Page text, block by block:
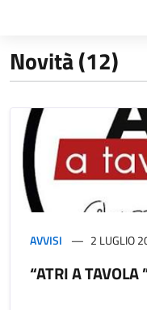
Novità (12)
AVVISI 2 LUGLIO
“ATRI A